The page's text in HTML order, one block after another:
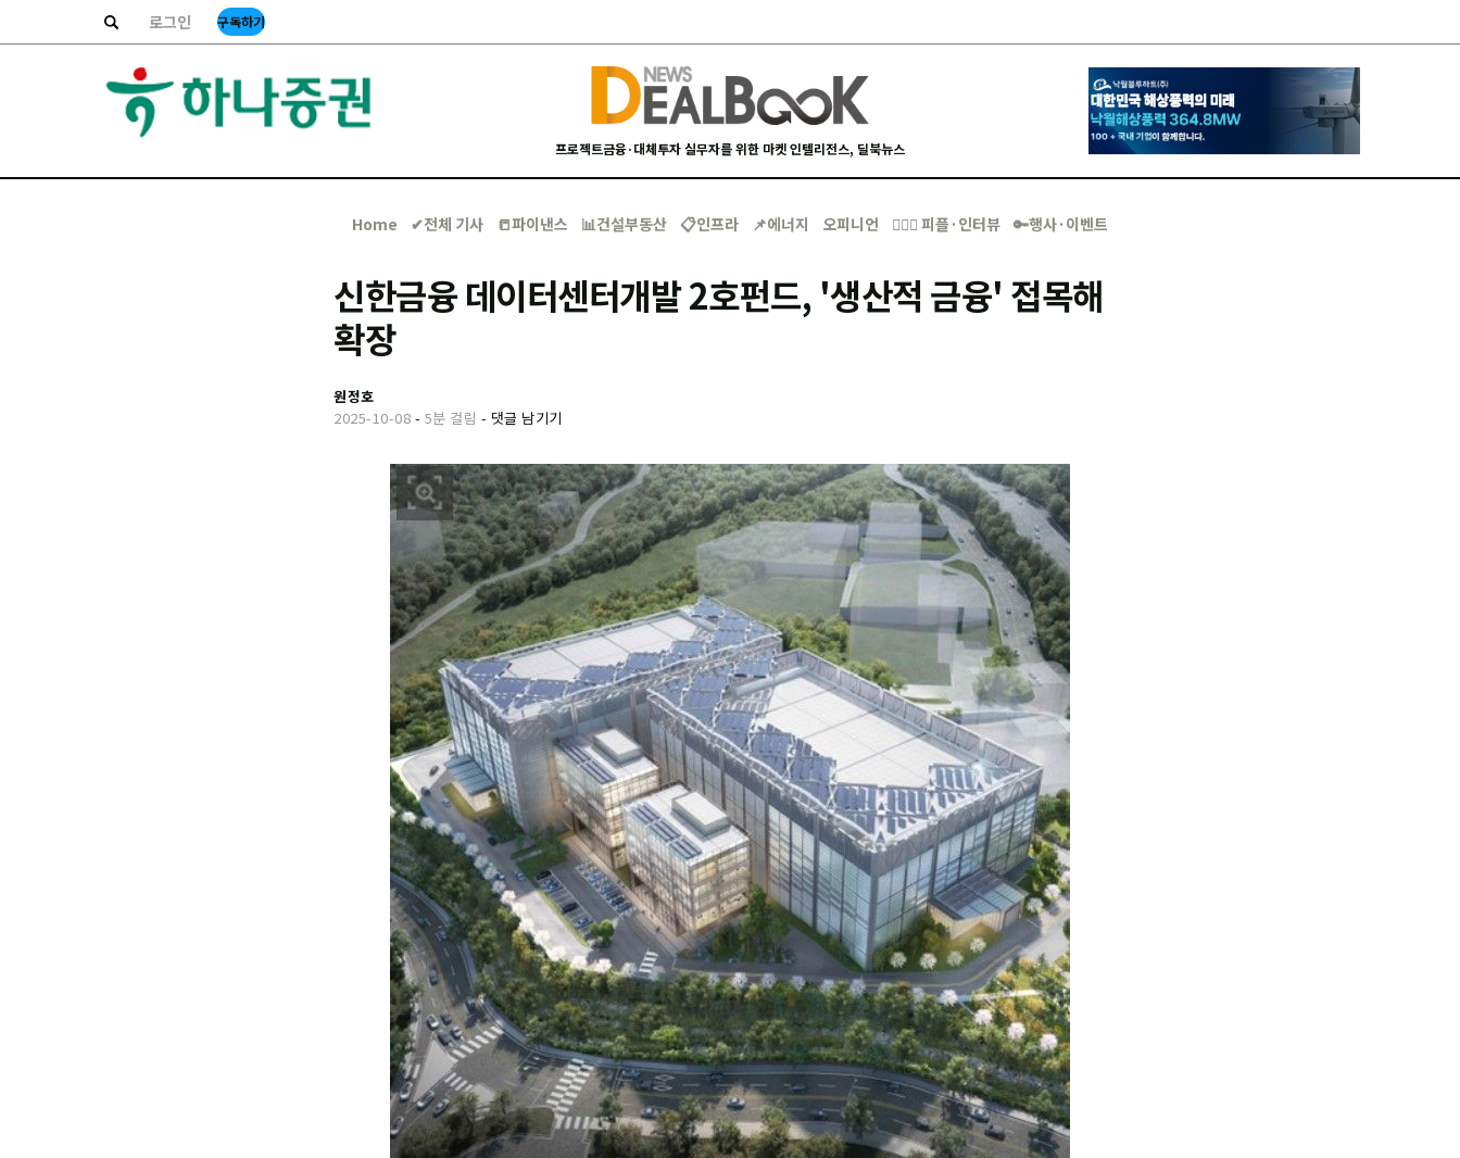
로그인 구독하기
프로젝트금융·대체투자 실무자를 위한 마켓 인텔리전스, 딜북뉴스
Home ✔︎전체 기사 📒파이낸스 📊건설부동산 📋인프라 📌에너지 오피니언 🙋🏻‍♂️ 피플·인터뷰 🔑행사·이벤트
신한금융 데이터센터개발 2호펀드, '생산적 금융' 접목해
확장
원정호
2025-10-08 - 5분 걸림 - 댓글 남기기